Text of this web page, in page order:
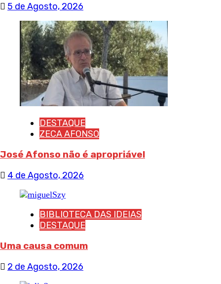
5 de Agosto, 2026
DESTAQUE
ZECA AFONSO
José Afonso não é apropriável
4 de Agosto, 2026
BIBLIOTECA DAS IDEIAS
DESTAQUE
Uma causa comum
2 de Agosto, 2026